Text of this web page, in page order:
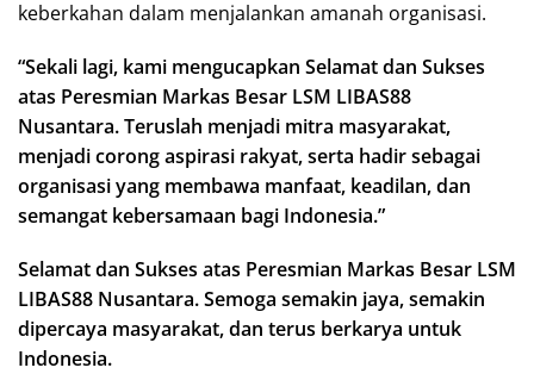
keberkahan dalam menjalankan amanah organisasi.
“Sekali lagi, kami mengucapkan Selamat dan Sukses
atas Peresmian Markas Besar LSM LIBAS88
Nusantara. Teruslah menjadi mitra masyarakat,
menjadi corong aspirasi rakyat, serta hadir sebagai
organisasi yang membawa manfaat, keadilan, dan
semangat kebersamaan bagi Indonesia.”
Selamat dan Sukses atas Peresmian Markas Besar LSM
LIBAS88 Nusantara. Semoga semakin jaya, semakin
dipercaya masyarakat, dan terus berkarya untuk
Indonesia.